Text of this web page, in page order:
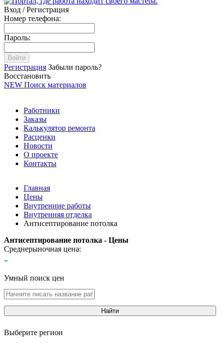
Вход / Регистрация
Номер телефона:
Пароль:
Войти
Регистрация Забыли пароль?
Восстановить
NEW Поиск материалов
Работники
Заказы
Калькулятор ремонта
Расценки
Новости
О проекте
Контакты
Главная
Цены
Внутренние работы
Внутренняя отделка
Антисептирование потолка
Антисептирование потолка - Цены
Среднерыночная цена:
-
Умный поиск цен
Найти
Выберите регион